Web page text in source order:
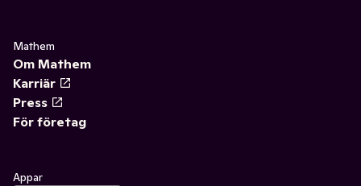
Mathem
Om Mathem
Karriär
Press
För företag
Appar